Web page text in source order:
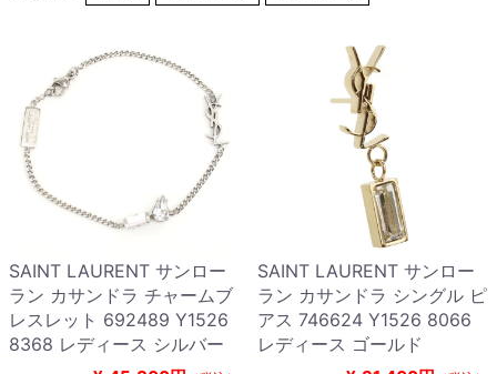
SAINT LAURENT サンロー
ラン カサンドラ チャームブ
レスレット 692489 Y1526
8368 レディース シルバー
SAINT LAURENT サンロー
ラン カサンドラ シングル ピ
アス 746624 Y1526 8066
レディース ゴールド